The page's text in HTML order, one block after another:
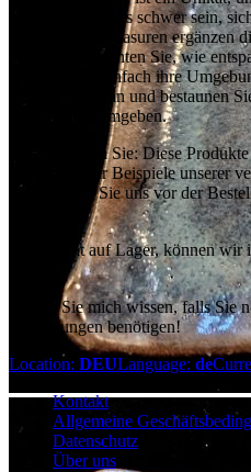
Kreaturen wird es schwer sein,
Tonarten und Glasuren
Schale. Beobachten Sie, wie
schlafen und einfach ihre
feinen Details an und bestaunen
die die Tiere umgeben.
Bitte beachten Sie: Diese
Fotos sind nur Beispiele unserer
kontaktieren Sie uns vor der
Falls nicht auf Lager, können wir
Lassen Sie mich wissen, falls Sie
Anpassungen benötigen!
Location: DEULanguage: de
Kontakt
Allgemeine
Datenschutz
Über uns